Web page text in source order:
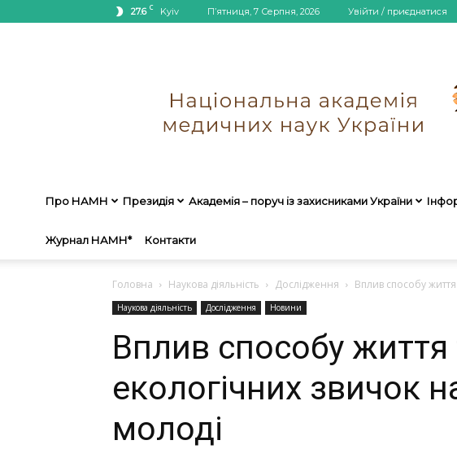
27.6 C Kyiv П’ятниця, 7 Серпня, 2026 Увійти / приєднатися
Про НАМН Президія Академія – поруч із захисниками України
Журнал НАМН* Контакти
Головна Наукова діяльність Дослідження Вплив способу
Наукова діяльність Дослідження Новини
Вплив способу життя
екологічних звичок
молоді